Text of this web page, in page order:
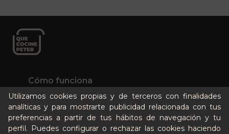
Utilizamos cookies propias y de terceros con finalidades
analíticas y para mostrarte publicidad relacionada con tus
preferencias a partir de tus hábitos de navegación y tu
perfil. Puedes configurar o rechazar las cookies haciendo
Cómo funciona
Nuestros planes
Casos de éxito
Soy un particular